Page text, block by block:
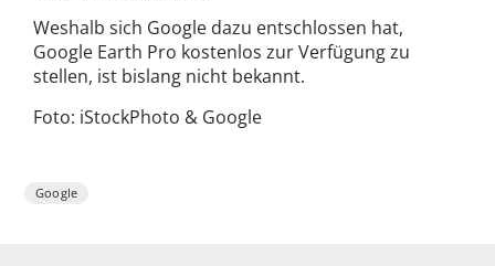
Weshalb sich Google dazu entschlossen hat,
Google Earth Pro kostenlos zur Verfügung zu
stellen, ist bislang nicht bekannt.
Foto: iStockPhoto & Google
Google